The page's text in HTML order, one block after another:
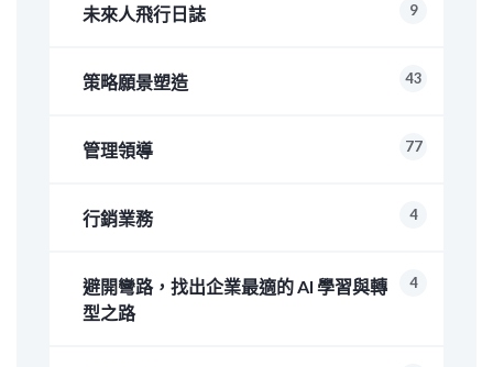
未來人飛行日誌 9
策略願景塑造 43
管理領導 77
行銷業務 4
避開彎路，找出企業最適的 AI 學習與轉
型之路
4